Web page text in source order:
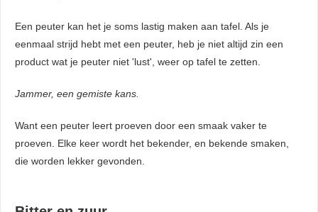
Een peuter kan het je soms lastig maken aan tafel. Als je
eenmaal strijd hebt met een peuter, heb je niet altijd zin een
product wat je peuter niet 'lust', weer op tafel te zetten.
Jammer, een gemiste kans.
Want een peuter leert proeven door een smaak vaker te
proeven. Elke keer wordt het bekender, en bekende smaken,
die worden lekker gevonden.